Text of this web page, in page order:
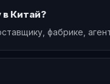
Китай?
фабрике,